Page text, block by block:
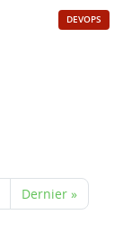
DEVOPS
Dernier »